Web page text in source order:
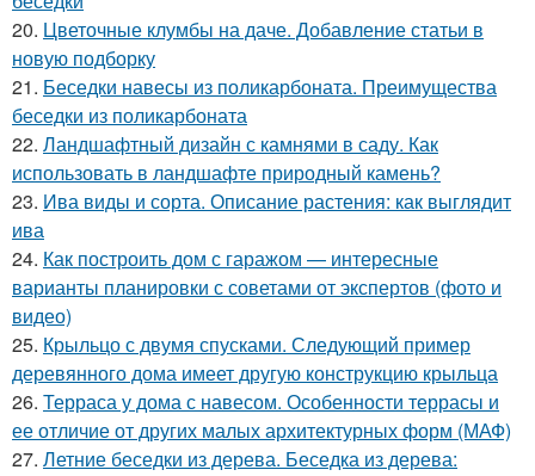
20. Цветочные клумбы на даче. Добавление статьи в
новую подборку
21. Беседки навесы из поликарбоната. Преимущества
беседки из поликарбоната
22. Ландшафтный дизайн с камнями в саду. Как
использовать в ландшафте природный камень?
23. Ива виды и сорта. Описание растения: как выглядит
ива
24. Как построить дом с гаражом — интересные
варианты планировки с советами от экспертов (фото и
видео)
25. Крыльцо с двумя спусками. Следующий пример
деревянного дома имеет другую конструкцию крыльца
26. Терраса у дома с навесом. Особенности террасы и
ее отличие от других малых архитектурных форм (МАФ)
27. Летние беседки из дерева. Беседка из дерева: